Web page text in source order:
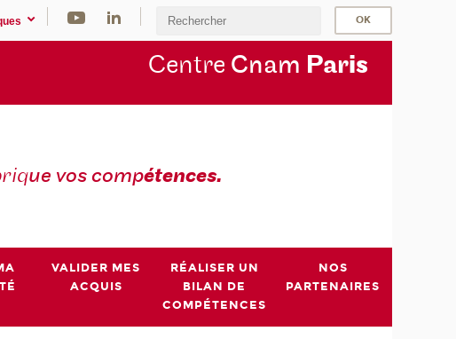
Centre Cnam Paris
ue vos compétences.
VALIDER MES
ACQUIS
RÉALISER UN
BILAN DE
COMPÉTENCES
NOS
PARTENAIRES